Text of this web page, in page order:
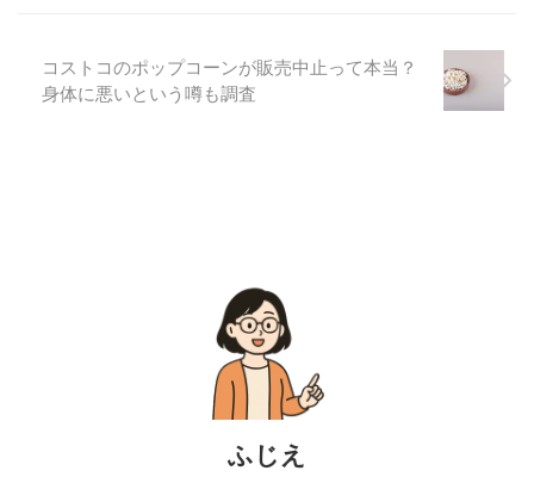
コストコのポップコーンが販売中止って本当？
身体に悪いという噂も調査
ふじえ